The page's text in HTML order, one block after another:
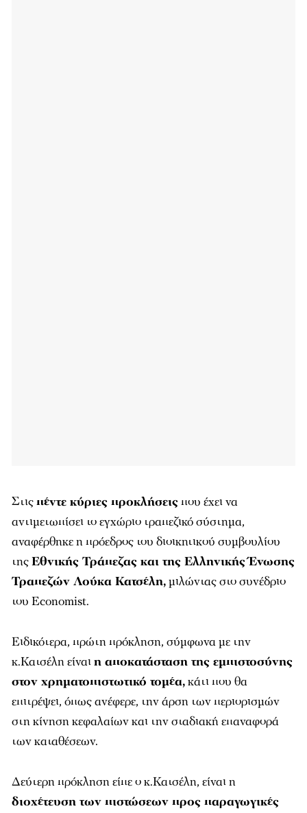
Στιςπέντε κύριες προκλήσειςπου έχει να
αντιμετωπίσει το εγχώριο τραπεζικό σύστημα,
αναφέρθηκε η πρόεδρος του διοικητικού συμβουλίου
τηςΕθνικής Τράπεζας και της Ελληνικής Ένωσης
Τραπεζών Λούκα Κατσέλη,μιλώντας στο συνέδριο
του Economist.
Ειδικότερα, πρώτη πρόκληση, σύμφωνα με την
κ.Κατσέλη είναιη αποκατάσταση της εμπιστοσύνης
στον χρηματοπιστωτικό τομέα,κάτι που θα
επιτρέψει, όπως ανέφερε, την άρση των περιορισμών
στη κίνηση κεφαλαίων και την σταδιακή επαναφορά
των καταθέσεων.
Δεύτερη πρόκληση είπε ο κ.Κατσέλη, είναι η
διοχέτευση των πιστώσεων προς παραγωγικές